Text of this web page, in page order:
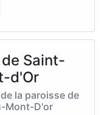
Saint-
d'Or
la paroisse de
Mont-D'or